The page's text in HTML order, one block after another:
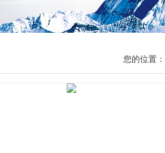
您的位置：